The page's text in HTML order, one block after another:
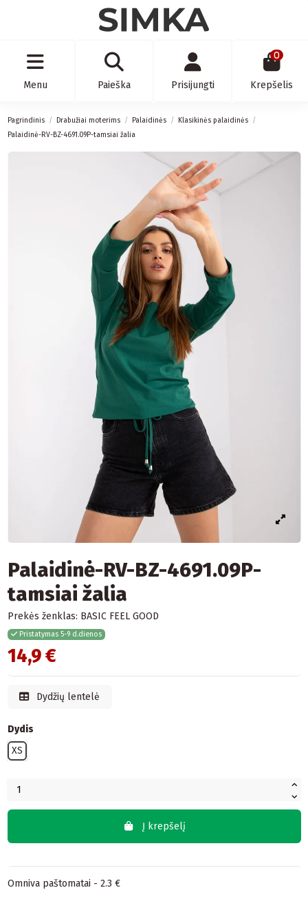
Menu Paieška Prisijungti
0
Krepšelis
Pagrindinis Drabužiai moterims Palaidinės
Klasikinės palaidinės
Palaidinė-RV-BZ-4691.09P-tamsiai žalia
Palaidinė-RV-BZ-4691.09P-
tamsiai žalia
Prekės ženklas: BASIC FEEL GOOD
Pristatymas 5-9 d.dienos
14,9 €
Dydžių lentelė
Dydis
XS
Į krepšelį
Omniva paštomatai - 2.3 €